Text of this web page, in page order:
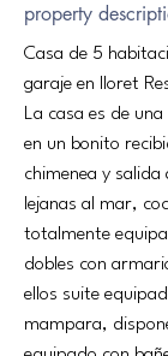
property
Casa de 5
garaje en lloret
La casa es de
en un bonito
chimenea y
lejanas al mar,
totalmente
dobles con
ellos suite
mampara,